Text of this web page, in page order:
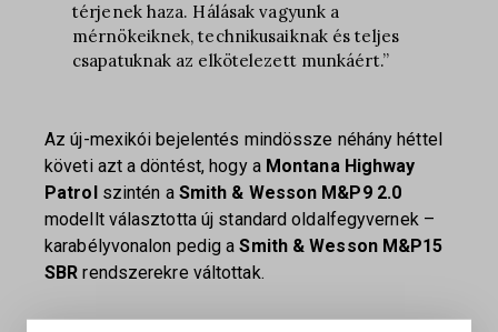
térjenek haza. Hálásak vagyunk a
mérnökeiknek, technikusaiknak és teljes
csapatuknak az elkötelezett munkáért.”
Az új-mexikói bejelentés mindössze néhány héttel
követi azt a döntést, hogy a Montana Highway
Patrolszintén a Smith & Wesson M&P9 2.0
modellt választotta új standard oldalfegyvernek –
karabélyvonalon pedig aSmith & Wesson M&P15
SBR rendszerekre váltottak.